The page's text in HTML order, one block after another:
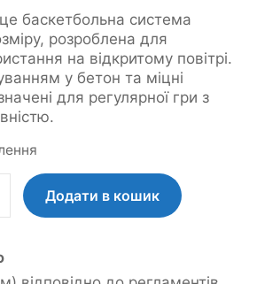
баскетбольна система
розроблена для
на відкритому повітрі.
у бетон та міцні
для регулярної гри з
MegaSlam
72
Додати в кошик